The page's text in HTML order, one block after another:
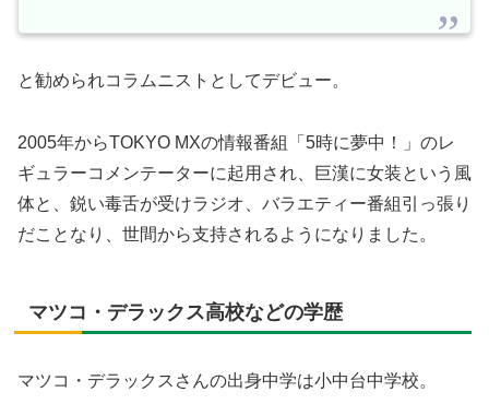
と勧められコラムニストとしてデビュー。
2005年からTOKYO MXの情報番組「5時に夢中！」のレ
ギュラーコメンテーターに起用され、巨漢に女装という風
体と、鋭い毒舌が受けラジオ、バラエティー番組引っ張り
だことなり、世間から支持されるようになりました。
マツコ・デラックス高校などの学歴
マツコ・デラックスさんの出身中学は小中台中学校。